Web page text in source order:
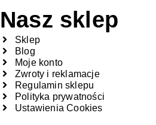
Nasz sklep
Sklep
Blog
Moje konto
Zwroty i reklamacje
Regulamin sklepu
Polityka prywatności
Ustawienia Cookies